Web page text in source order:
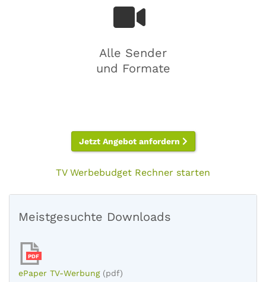
Alle Sender
und Formate
Jetzt Angebot anfordern
TV Werbebudget Rechner starten
Meistgesuchte Downloads
PDF
ePaper TV-Werbung (pdf)